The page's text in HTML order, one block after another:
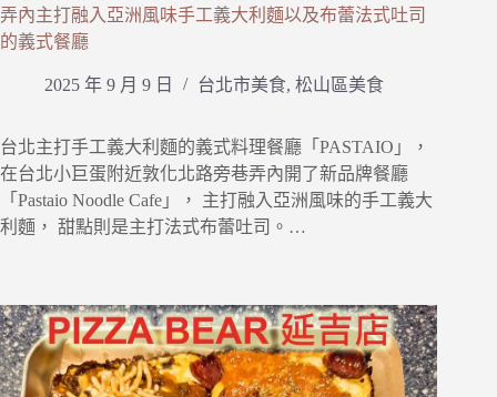
弄內主打融入亞洲風味手工義大利麵以及布蕾法式吐司
的義式餐廳
2025 年 9 月 9 日 台北市美食, 松山區美食
台北主打手工義大利麵的義式料理餐廳「PASTAIO」，
在台北小巨蛋附近敦化北路旁巷弄內開了新品牌餐廳
「Pastaio Noodle Cafe」， 主打融入亞洲風味的手工義大
利麵， 甜點則是主打法式布蕾吐司。…